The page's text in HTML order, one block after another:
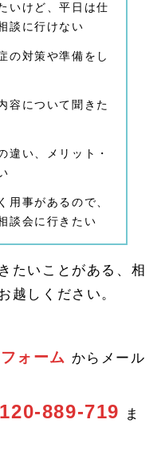
いけど、平日は仕
談に行けない
の対策や準備をし
容について聞きた
違い、メリット・
用事があるので、
談会に行きたい
たいことがある、相
越しください。
ォーム からメール
889-719
ま